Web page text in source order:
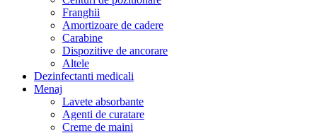
Franghii
Amortizoare de cadere
Carabine
Dispozitive de ancorare
Altele
Dezinfectanti medicali
Menaj
Lavete absorbante
Agenti de curatare
Creme de maini